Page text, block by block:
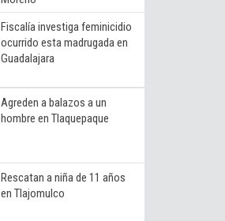
Fiscalía investiga feminicidio
ocurrido esta madrugada en
Guadalajara
Agreden a balazos a un
hombre en Tlaquepaque
Rescatan a niña de 11 años
en Tlajomulco